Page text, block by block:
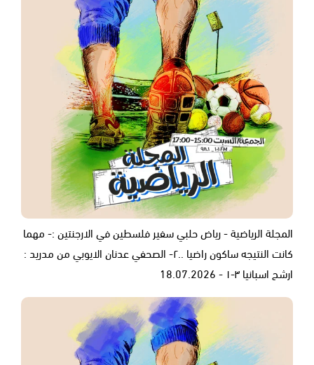
المجلة الرياضية - رياض حلبي سفير فلسطين في الارجنتين :- مهما
كانت النتيجه ساكون راضيا ..٢- الصحفي عدنان الايوبي من مدريد :
ارشح اسبانيا ٣-١ - 18.07.2026